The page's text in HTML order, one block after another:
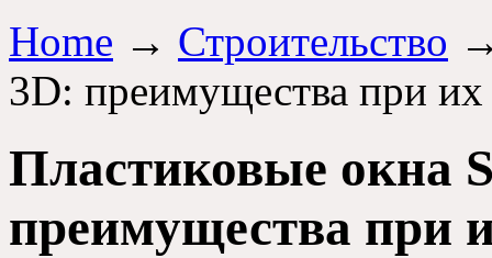
Home → Строительство
3D: преимущества при их
Пластиковые окна
преимущества при